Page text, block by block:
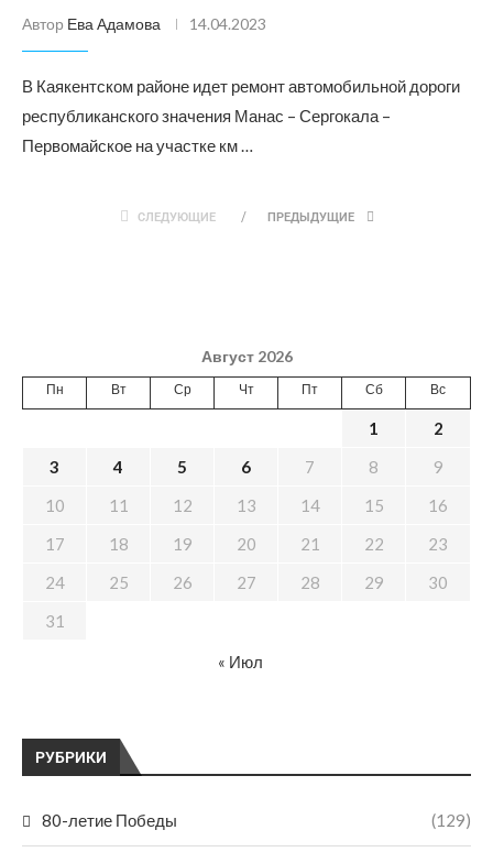
Автор Ева Адамова 14.04.2023
В Каякентском районе идет ремонт автомобильной дороги
республиканского значения Манас – Сергокала –
Первомайское на участке км …
СЛЕДУЮЩИЕ ПРЕДЫДУЩИЕ
РУБРИКИ
80-летие Победы (129)
Август 2026
Пн Вт Ср Чт Пт Сб Вс
1
2
3
4 5 6 7 8
9
10
11 12 13 14 15
16
17
18 19 20 21 22
23
24
25 26 27 28 29
30
31
« Июл